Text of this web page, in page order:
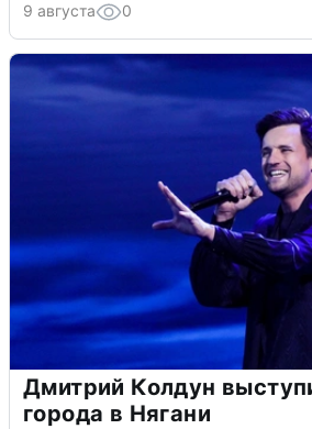
9 августа 0
Дмитрий Колдун
города в Нягани